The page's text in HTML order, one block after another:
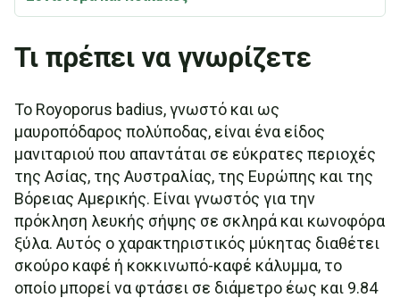
Τι πρέπει να γνωρίζετε
Το Royoporus badius, γνωστό και ως
μαυροπόδαρος πολύποδας, είναι ένα είδος
μανιταριού που απαντάται σε εύκρατες περιοχές
της Ασίας, της Αυστραλίας, της Ευρώπης και της
Βόρειας Αμερικής. Είναι γνωστός για την
πρόκληση λευκής σήψης σε σκληρά και κωνοφόρα
ξύλα. Αυτός ο χαρακτηριστικός μύκητας διαθέτει
σκούρο καφέ ή κοκκινωπό-καφέ κάλυμμα, το
οποίο μπορεί να φτάσει σε διάμετρο έως και 9.84